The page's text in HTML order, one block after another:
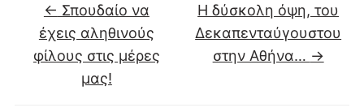
← Σπουδαίο να
έχεις αληθινούς
φίλους στις μέρες
μας!
Η δύσκολη όψη, του
Δεκαπενταύγουστου
στην Αθήνα… →